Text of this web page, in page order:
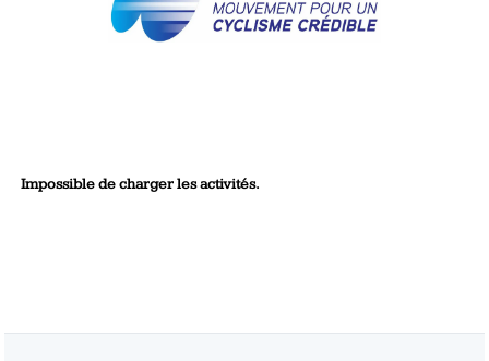
Impossible de charger les activités.